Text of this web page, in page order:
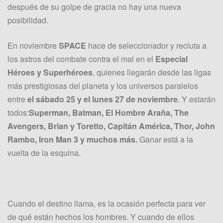
después de su golpe de gracia no hay una nueva
posibilidad.
En noviembre SPACE hace de seleccionador y recluta a
los astros del combate contra el mal en el Especial
Héroes y Superhéroes, quienes llegarán desde las ligas
más prestigiosas del planeta y los universos paralelos
entre el sábado 25 y el lunes 27 de noviembre. Y estarán
todos:Superman, Batman, El Hombre Araña, The
Avengers, Brian y Toretto, Capitán América, Thor, John
Rambo, Iron Man 3 y muchos más.Ganar está a la
vuelta de la esquina.
Cuando el destino llama, es la ocasión perfecta para ver
de qué están hechos los hombres. Y cuando de ellos